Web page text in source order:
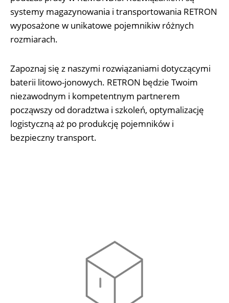
systemy magazynowania i transportowania RETRON
wyposażone w unikatowe pojemnikiw różnych
rozmiarach.
Zapoznaj się z naszymi rozwiązaniami dotyczącymi
baterii litowo-jonowych. RETRON będzie Twoim
niezawodnym i kompetentnym partnerem
począwszy od doradztwa i szkoleń, optymalizację
logistyczną aż po produkcję pojemników i
bezpieczny transport.